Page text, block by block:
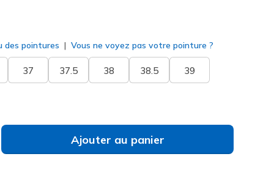
des pointures Vous ne voyez pas votre pointure ?
37 37.5 38 38.5 39
Ajouter au panier